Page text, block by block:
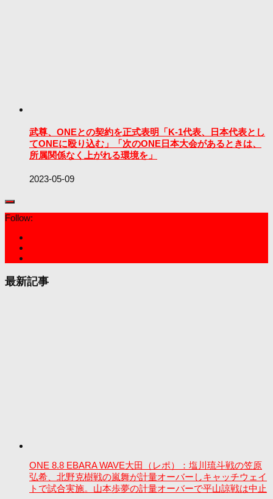
武尊、ONEとの契約を正式表明「K-1代表、日本代表とし
てONEに殴り込む」「次のONE日本大会があるときは、
所属関係なく上がれる環境を」
2023-05-09
Follow:
最新記事
ONE 8.8 EBARA WAVE大田（レポ）：塩川琉斗戦の笠原
弘希、北野克樹戦の嵐舞が計量オーバーしキャッチウェイ
トで試合実施。山本歩夢の計量オーバーで平山諒戦は中止